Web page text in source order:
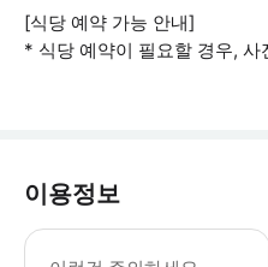
[식당 예약 가능 안내]
* 식당 예약이 필요할 경우, 사
이용정보